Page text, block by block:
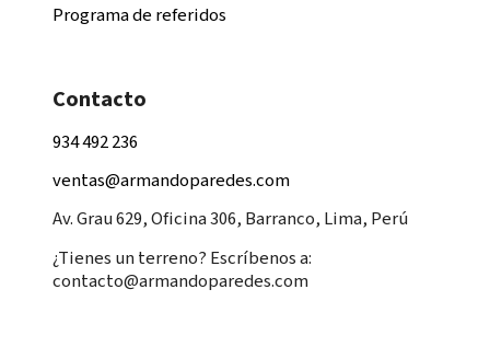
Programa de referidos
Contacto
934 492 236
ventas@armandoparedes.com
Av. Grau 629, Oficina 306, Barranco, Lima, Perú
¿Tienes un terreno? Escríbenos a:
contacto@armandoparedes.com